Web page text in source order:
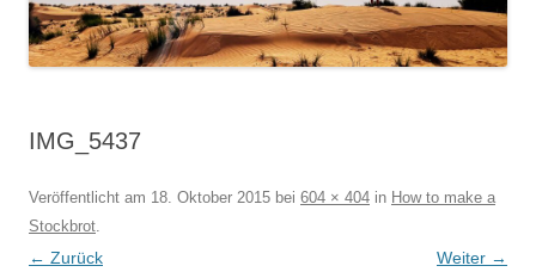
IMG_5437
Veröffentlicht am 18. Oktober 2015 bei 604 × 404 in How to make a
Stockbrot.
← Zurück Weiter →